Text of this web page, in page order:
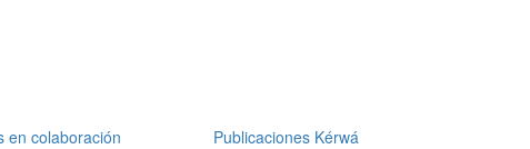
en colaboración Publicaciones Kérwá